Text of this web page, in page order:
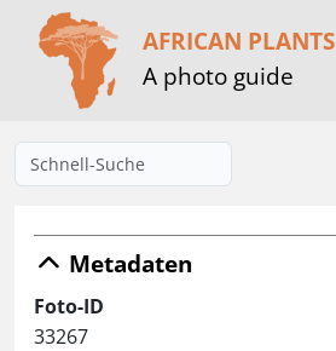
AFRICAN PLANTS
A photo guide
Metadaten
Foto-ID
33267